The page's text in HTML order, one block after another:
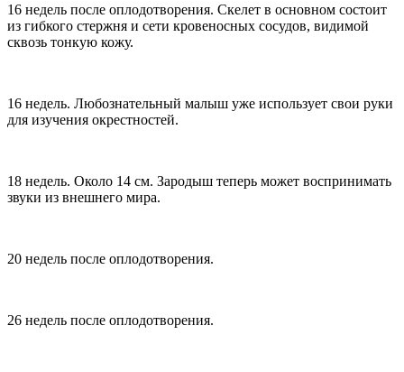
16 недель после оплодотворения. Скелет в основном состоит
из гибкого стержня и сети кровеносных сосудов, видимой
сквозь тонкую кожу.
16 недель. Любознательный малыш уже использует свои руки
для изучения окрестностей.
18 недель. Около 14 см. Зародыш теперь может воспринимать
звуки из внешнего мира.
20 недель после оплодотворения.
26 недель после оплодотворения.